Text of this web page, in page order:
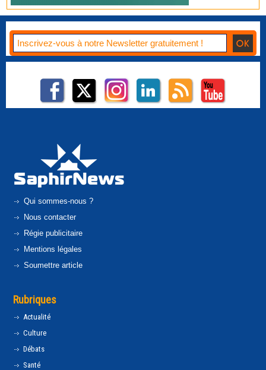
Qui sommes-nous ?
Nous contacter
Régie publicitaire
Mentions légales
Soumettre article
Rubriques
Actualité
Culture
Débats
Santé